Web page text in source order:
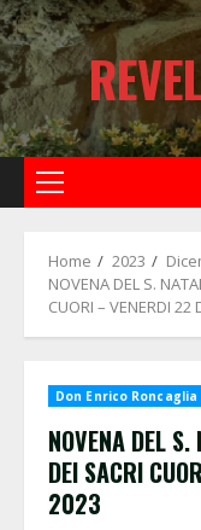
Skip
to
content
Primary
Home 2023
NOVENA DEL S.
CUORI – VENERDI 22
Don Enrico Roncaglia
NOVENA DEL
DEI SACRI
2023